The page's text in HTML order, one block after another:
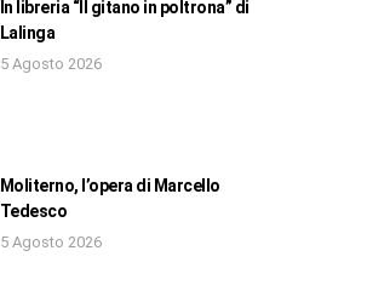
In libreria “Il gitano in poltrona” di
Lalinga
5 Agosto 2026
Moliterno, l’opera di Marcello
Tedesco
5 Agosto 2026